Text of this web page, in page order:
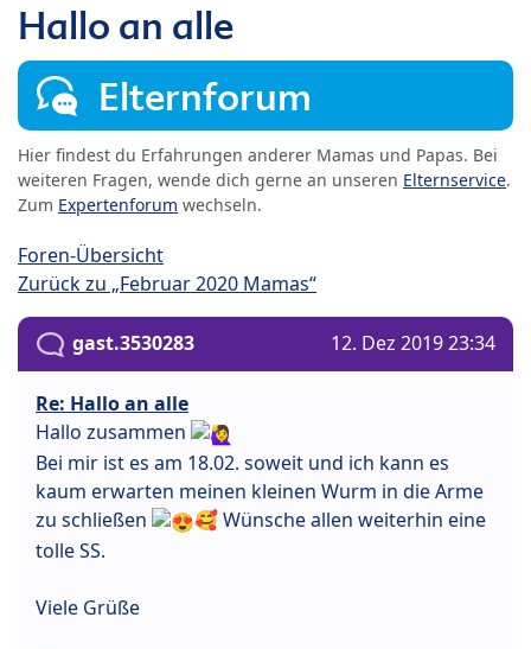
Hallo an alle
Elternforum
Hier findest du Erfahrungen anderer Mamas und Papas. Bei
weiteren Fragen, wende dich gerne an unseren Elternservice.
Zum Expertenforum wechseln.
Foren-Übersicht
Zurück zu „Februar 2020 Mamas“
gast.3530283 12. Dez 2019 23:34
Re: Hallo an alle
Hallo zusammen
Bei mir ist es am 18.02. soweit und ich kann es
kaum erwarten meinen kleinen Wurm in die Arme
zu schließen
🥰 Wünsche allen weiterhin eine
tolle SS.
Viele Grüße